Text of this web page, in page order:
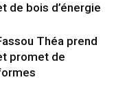
de bois d’énergie
Théa prend
promet de